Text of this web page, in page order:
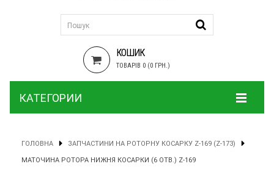
КОШИК
ТОВАРІВ 0 (0 ГРН.)
КАТЕГОРИИ
ГОЛОВНА ЗАПЧАСТИНИ НА РОТОРНУ КОСАРКУ Z-169 (Z-173)
МАТОЧИНА РОТОРА НИЖНЯ КОСАРКИ (6 ОТВ.) Z-169